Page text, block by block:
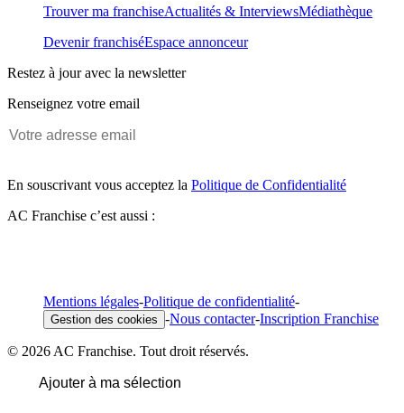
Trouver ma franchiseActualités & InterviewsMédiathèque
Devenir franchiséEspace annonceur
Restez à jour avec la newsletter
Renseignez votre email
En souscrivant vous acceptez la Politique de Confidentialité
AC Franchise c’est aussi :
Mentions légales-Politique de confidentialité-
Gestion des cookies -Nous contacter-Inscription Franchise
© 2026 AC Franchise. Tout droit réservés.
Ajouter à ma sélection